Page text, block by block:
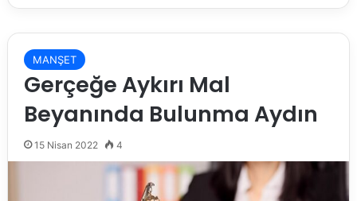
MANŞET
Gerçeğe Aykırı Mal
Beyanında Bulunma Aydın
15 Nisan 2022 4